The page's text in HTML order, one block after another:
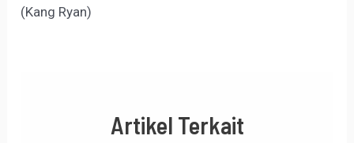
(Kang Ryan)
Artikel Terkait